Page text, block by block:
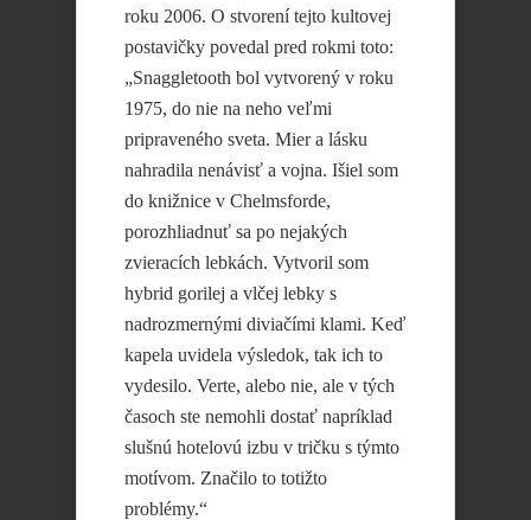
roku 2006. O stvorení tejto kultovej
postavičky povedal pred rokmi toto:
„Snaggletooth bol vytvorený v roku
1975, do nie na neho veľmi
pripraveného sveta. Mier a lásku
nahradila nenávisť a vojna. Išiel som
do knižnice v Chelmsforde,
porozhliadnuť sa po nejakých
zvieracích lebkách. Vytvoril som
hybrid gorilej a vlčej lebky s
nadrozmernými diviačími klami. Keď
kapela uvidela výsledok, tak ich to
vydesilo. Verte, alebo nie, ale v tých
časoch ste nemohli dostať napríklad
slušnú hotelovú izbu v tričku s týmto
motívom. Značilo to totižto
problémy.“